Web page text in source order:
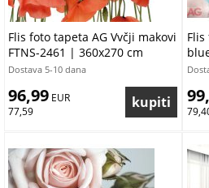
Flis foto tapeta AG Vvčji makovi
FTNS-2461 | 360x270 cm
Dostava 5-10 dana
96,99 EUR
77,59
cm